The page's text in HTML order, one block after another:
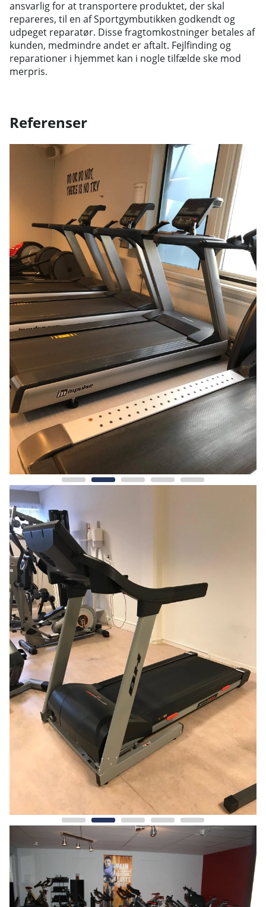
ansvarlig for at transportere produktet, der skal
repareres, til en af ​​Sportgymbutikken godkendt og
udpeget reparatør. Disse fragtomkostninger betales af
kunden, medmindre andet er aftalt. Fejlfinding og
reparationer i hjemmet kan i nogle tilfælde ske mod
merpris.
Referenser